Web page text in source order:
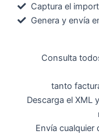
Captura el
Genera y envía
Consulta
tanto
Descarga el XML
Envía